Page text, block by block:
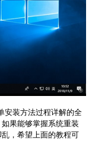
装方法过程详解的全
果能够掌握系统重装
，希望上面的教程可